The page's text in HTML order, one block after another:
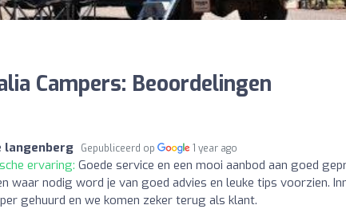
Campers: Beoordelingen
langenberg Gepubliceerd op 1 year ago
ervaring: Goede service en een mooi aanbod aan goed
waar nodig word je van goed advies en leuke tips voorzien.
gehuurd en we komen zeker terug als klant.